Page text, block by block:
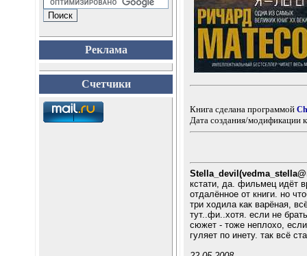
Реклама
Счетчики
Книга сделана программой
Дата создания/модификации
кстати, да. фильмец идёт
отдалённое от книги. но
три ходила как варёная,
тут..фи..хотя. если не
сюжет - тоже неплохо,
гуляет по инету. так всё